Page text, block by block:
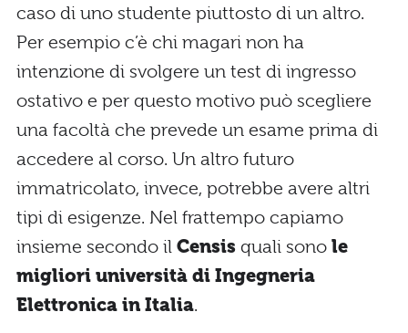
caso di uno studente piuttosto di un altro.
Per esempio c’è chi magari non ha
intenzione di svolgere un test di ingresso
ostativo e per questo motivo può scegliere
una facoltà che prevede un esame prima di
accedere al corso. Un altro futuro
immatricolato, invece, potrebbe avere altri
tipi di esigenze. Nel frattempo capiamo
insieme secondo il Censis quali sono le
migliori università di Ingegneria
Elettronica in Italia.